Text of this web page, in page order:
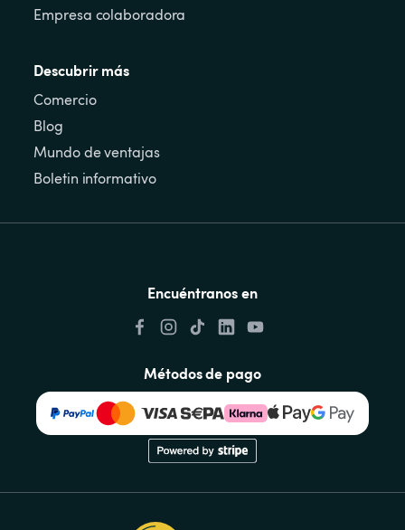
Empresa colaboradora
Descubrir más
Comercio
Blog
Mundo de ventajas
Boletin informativo
Encuéntranos en
Métodos de pago